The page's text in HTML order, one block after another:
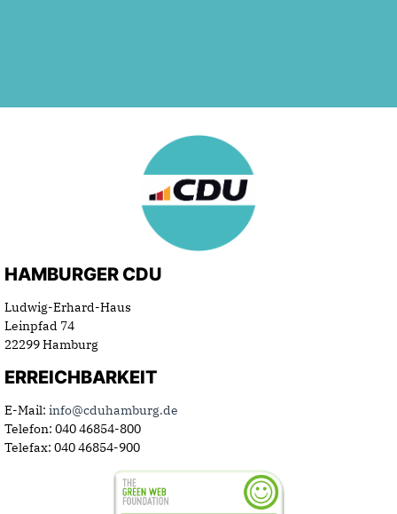
HAMBURGER CDU
Ludwig-Erhard-Haus
Leinpfad 74
22299 Hamburg
ERREICHBARKEIT
E-Mail: info@cduhamburg.de
Telefon: 040 46854-800
Telefax: 040 46854-900